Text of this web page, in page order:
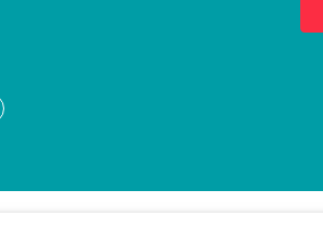
Lien
Twitter